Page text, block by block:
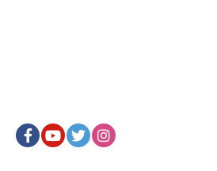
FacebookYoutubeTwitter